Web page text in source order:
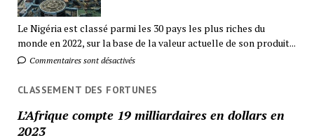
Le Nigéria est classé parmi les 30 pays les plus riches du
monde en 2022, sur la base de la valeur actuelle de son produit...
Commentaires sont désactivés
CLASSEMENT DES FORTUNES
L’Afrique compte 19 milliardaires en dollars en
2023